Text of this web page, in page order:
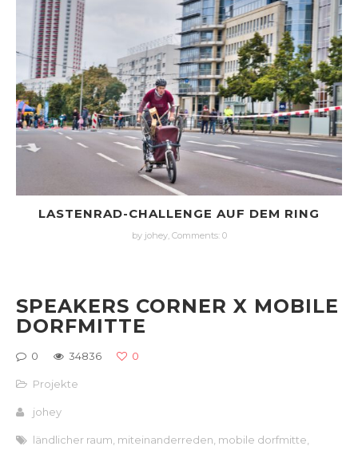
LASTENRAD-CHALLENGE AUF DEM RING
by johey, Comments: 0
SPEAKERS CORNER X MOBILE
DORFMITTE
0 34836 0
Projekte
johey
ländlicher raum miteinanderreden mobile dorfmitte